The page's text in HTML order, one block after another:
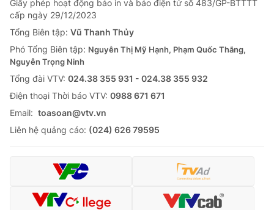
Giấy phép hoạt động báo in và báo điện tử số 483/GP-BTTTT
cấp ngày 29/12/2023
Tổng Biên tập: Vũ Thanh Thủy
Phó Tổng Biên tập: Nguyễn Thị Mỹ Hạnh, Phạm Quốc Thắng,
Nguyễn Trọng Ninh
Tổng đài VTV: 024.38 355 931 - 024.38 355 932
Ðiện thoại Thời báo VTV: 0988 671 671
Email: toasoan@vtv.vn
Liên hệ quảng cáo: (024) 626 79595